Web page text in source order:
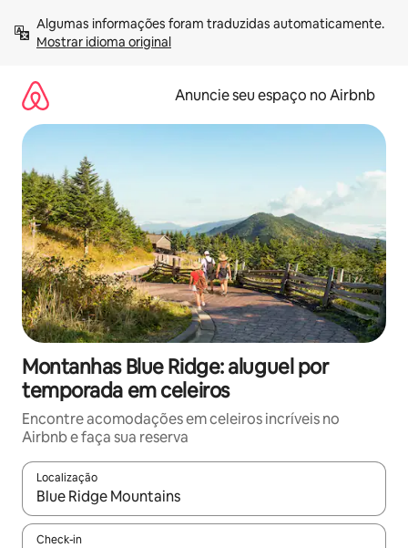
para
Mostrar idioma original
Anuncie seu espaço no Airbnb
Montanhas Blue Ridge: aluguel por
temporada em celeiros
Encontre acomodações em celeiros incríveis no
Airbnb e faça sua reserva
Localização
Quando os resultados estiverem disponíveis, explore-os
Check-in